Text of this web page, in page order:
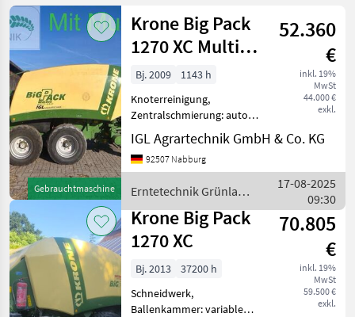
Gebrauchtmaschine
Krone Big Pack
1270 XC Multi
Bale
52.360
€
inkl. 19%
MwSt
44.000 €
exkl.
Bj. 2009
1143 h
Knoterreinigung,
Zentralschmierung: autom.
Zentralschmierung,
Zentralschmierung: man.
Zentralschmierung,
Tandemachse,
Ballenrampe, Druckluft,
Rollenniederhalte
IGL Agrartechnik GmbH & Co. KG
92507 Nabburg
Erntetechnik Grünland
/ Krone
17-08-2025
09:30
Krone Big Pack
1270 XC
70.805
€
inkl. 19%
MwSt
59.500 €
exkl.
Bj. 2013
37200 h
Schneidwerk,
Ballenkammer: variable